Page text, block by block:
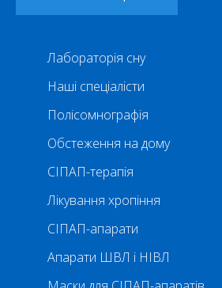
Лабораторія сну
Наші спеціалісти
Полісомнографія
Обстеження на дому
СІПАП-терапія
Лікування хропіння
СІПАП-апарати
Апарати ШВЛ і НІВЛ